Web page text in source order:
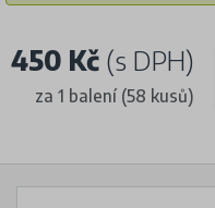
450 Kč (s DPH)
za 1 balení (58 kusů)